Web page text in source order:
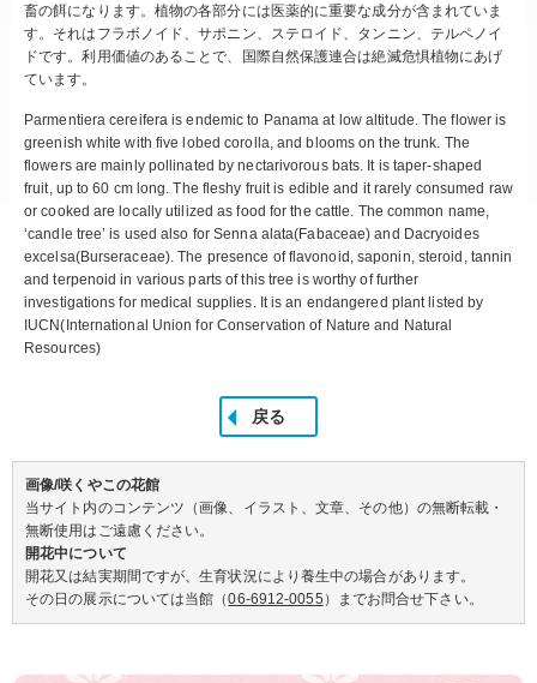
畜の餌になります。植物の各部分には医薬的に重要な成分が含まれていま
す。それはフラボノイド、サポニン、ステロイド、タンニン、テルペノイ
ドです。利用価値のあることで、国際自然保護連合は絶滅危惧植物にあげ
ています。
Parmentiera cereifera is endemic to Panama at low altitude. The flower is
greenish white with five lobed corolla, and blooms on the trunk. The
flowers are mainly pollinated by nectarivorous bats. It is taper-shaped
fruit, up to 60 cm long. The fleshy fruit is edible and it rarely consumed raw
or cooked are locally utilized as food for the cattle. The common name,
‘candle tree’ is used also for Senna alata(Fabaceae) and Dacryoides
excelsa(Burseraceae). The presence of flavonoid, saponin, steroid, tannin
and terpenoid in various parts of this tree is worthy of further
investigations for medical supplies. It is an endangered plant listed by
IUCN(International Union for Conservation of Nature and Natural
Resources)
戻る
画像/咲くやこの花館
当サイト内のコンテンツ（画像、イラスト、文章、その他）の無断転載・
無断使用はご遠慮ください。
開花中について
開花又は結実期間ですが、生育状況により養生中の場合があります。
その日の展示については当館（06-6912-0055 ）までお問合せ下さい。